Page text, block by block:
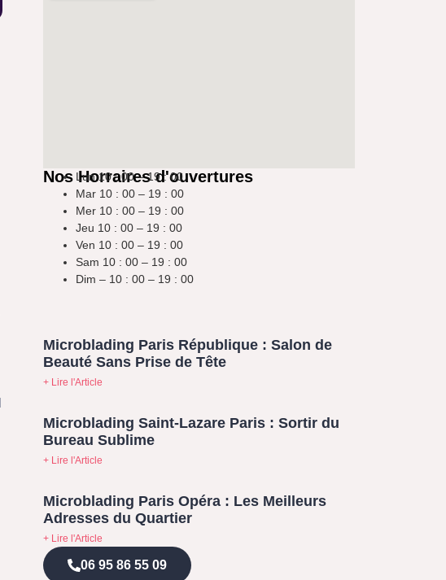
Nos Horraires d'ouvertures
Lun 10 : 00 – 19 : 00
Mar 10 : 00 – 19 : 00
Mer 10 : 00 – 19 : 00
Jeu 10 : 00 – 19 : 00
Ven 10 : 00 – 19 : 00
Sam 10 : 00 – 19 : 00
Dim – 10 : 00 – 19 : 00
Microblading Paris République : Salon de
Beauté Sans Prise de Tête
+ Lire l'Article
Microblading Saint-Lazare Paris : Sortir du
Bureau Sublime
+ Lire l'Article
Microblading Paris Opéra : Les Meilleurs
Adresses du Quartier
+ Lire l'Article
06 95 86 55 09